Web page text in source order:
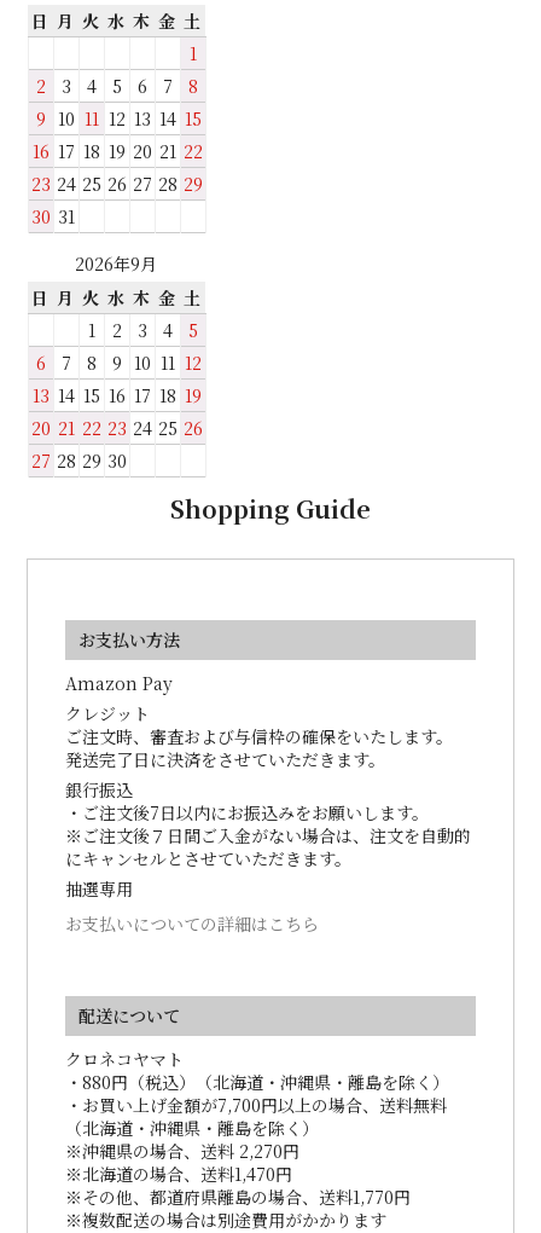
日 月 火 水 木 金 土
1
2
3 4 5 6 7
8
9 10 11 12 13 14 15
16 17 18 19 20 21 22
23 24 25 26 27 28 29
30 31
2026年9月
日 月 火 水 木 金 土
1
2 3 4
5
6
7 8 9 10 11 12
13 14 15 16 17 18 19
20 21 22 23 24 25 26
27 28 29 30
Shopping Guide
お支払い方法
Amazon Pay
クレジット
ご注文時、審査および与信枠の確保をいたします。
発送完了日に決済をさせていただきます。
銀行振込
・ご注文後7日以内にお振込みをお願いします。
※ご注文後７日間ご入金がない場合は、注文を自動的
にキャンセルとさせていただきます。
抽選専用
お支払いについての詳細はこちら
配送について
クロネコヤマト
・880円（税込）（北海道・沖縄県・離島を除く）
・お買い上げ金額が7,700円以上の場合、送料無料
（北海道・沖縄県・離島を除く）
※沖縄県の場合、送料 2,270円
※北海道の場合、送料1,470円
※その他、都道府県離島の場合、送料1,770円
※複数配送の場合は別途費用がかかります